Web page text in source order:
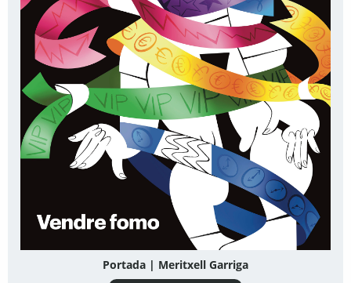
Portada | Meritxell Garriga